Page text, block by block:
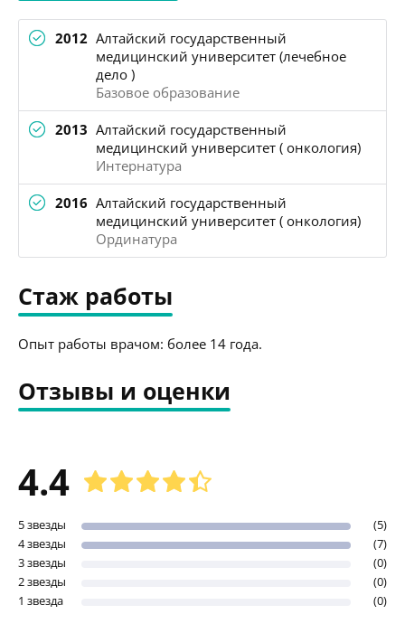
2012 Алтайский государственный
медицинский университет (лечебное
дело )
Базовое образование
2013 Алтайский государственный
медицинский университет ( онкология)
Интернатура
2016 Алтайский государственный
медицинский университет ( онкология)
Ординатура
Стаж работы
Опыт работы врачом: более 14 года.
Отзывы и оценки
4.4
5 звезды
(5)
4 звезды
(7)
3 звезды
(0)
2 звезды
(0)
1 звезда
(0)